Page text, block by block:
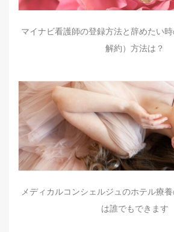
マイナビ看護師の登録方法と辞めたい時
解約）方法は？
メディカルコンシェルジュのホテル療
は誰でもできます